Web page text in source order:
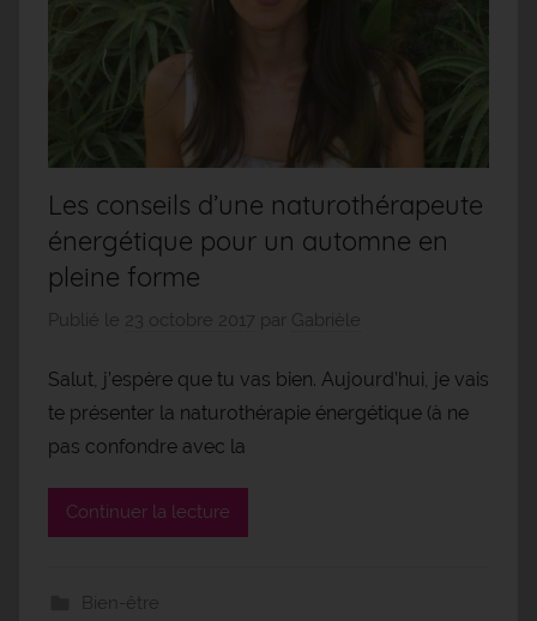
Les conseils d’une naturothérapeute
énergétique pour un automne en
pleine forme
Publié le 23 octobre 2017 par Gabrièle
Salut, j’espère que tu vas bien. Aujourd’hui, je vais
te présenter la naturothérapie énergétique (à ne
pas confondre avec la
Continuer la lecture
Bien-être